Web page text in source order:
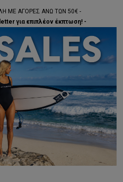
ΜΕ ΑΓΟΡΕΣ ΑΝΩ ΤΩΝ 50€ -
για επιπλέον έκπτωση! -